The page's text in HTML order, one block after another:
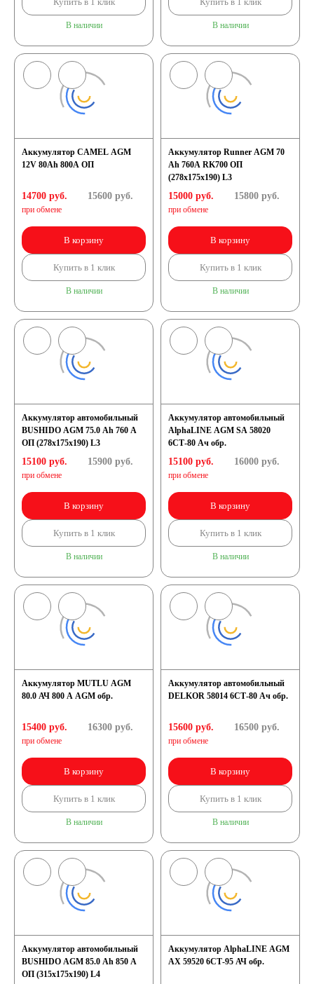
В наличии В наличии
Аккумулятор CAMEL AGM
12V 80Ah 800А ОП
14700 руб.
при обмене
15600руб.
В корзину
Купить в 1 клик
В наличии
Аккумулятор Runner AGM 70
Ah 760A RK700 ОП
(278х175х190) L3
15000 руб.
при обмене
15800руб.
В корзину
Купить в 1 клик
В наличии
Аккумулятор автомобильный
BUSHIDO AGM 75.0 Ah 760 A
ОП (278x175x190) L3
15100 руб.
при обмене
15900руб.
В корзину
Купить в 1 клик
В наличии
Аккумулятор автомобильный
AlphaLINE AGM SA 58020
6СТ-80 Ач обр.
15100 руб.
при обмене
16000руб.
В корзину
Купить в 1 клик
В наличии
Аккумулятор MUTLU AGM
80.0 АЧ 800 A AGM обр.
15400 руб.
при обмене
16300руб.
В корзину
Купить в 1 клик
В наличии
Аккумулятор автомобильный
DELKOR 58014 6СТ-80 Ач обр.
15600 руб.
при обмене
16500руб.
В корзину
Купить в 1 клик
В наличии
Аккумулятор автомобильный
BUSHIDO AGM 85.0 Ah 850 A
ОП (315x175x190) L4
Аккумулятор AlphaLINE AGM
AX 59520 6СТ-95 АЧ обр.